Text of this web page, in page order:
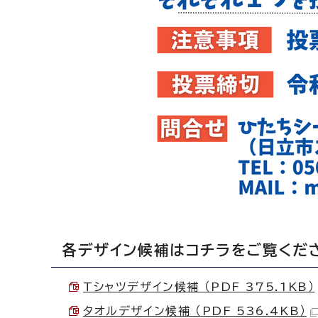
各デザイン候補はコチラをご覧くだ
Tシャツデザイン候補 （PDF 375.1KB）
タオルデザイン候補 （PDF 536.4KB）